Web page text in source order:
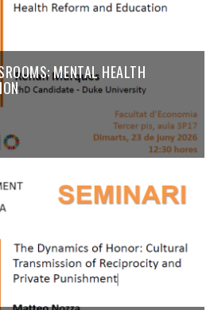
MENTAL HEALTH